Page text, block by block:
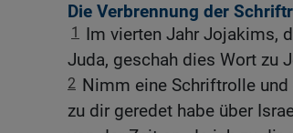
Die Verbrennung der
1
Im vierten Jahr Jojakims,
Juda, geschah dies Wort zu
2 Nimm eine Schriftrolle
zu dir geredet habe über